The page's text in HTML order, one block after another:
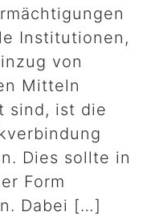
Institutionen,
von
Mitteln
sind, ist die
Dies sollte in
Form
Dabei […]